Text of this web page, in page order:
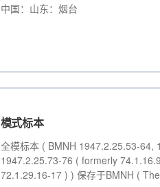
中国：山东：烟台
模式标本
全模标本 ( BMNH 1947.2.25.53-
1947.2.25.73-76 ( formerly
72.1.29.16-17 ) ) 保存于BMNH (